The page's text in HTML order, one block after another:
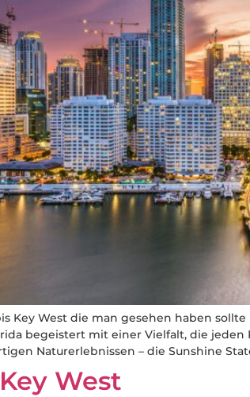
Key West die man gesehen haben
begeistert mit einer Vielfalt, die
Naturerlebnissen – die Sunshine
West